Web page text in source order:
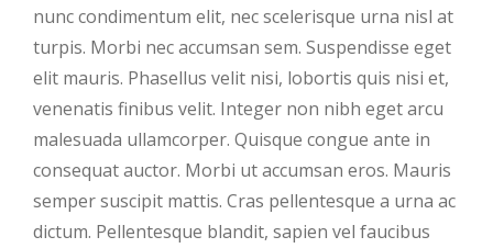
nunc condimentum elit, nec scelerisque urna nisl at
turpis. Morbi nec accumsan sem. Suspendisse eget
elit mauris. Phasellus velit nisi, lobortis quis nisi et,
venenatis finibus velit. Integer non nibh eget arcu
malesuada ullamcorper. Quisque congue ante in
consequat auctor. Morbi ut accumsan eros. Mauris
semper suscipit mattis. Cras pellentesque a urna ac
dictum. Pellentesque blandit, sapien vel faucibus